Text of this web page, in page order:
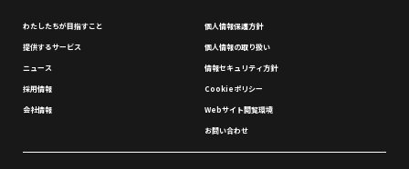
わたしたちが⽬指すこと
提供するサービス
ニュース
採⽤情報
会社情報
個⼈情報保護⽅針
個⼈情報の取り扱い
情報セキュリティ⽅針
Cookieポリシー
Webサイト閲覧環境
お問い合わせ